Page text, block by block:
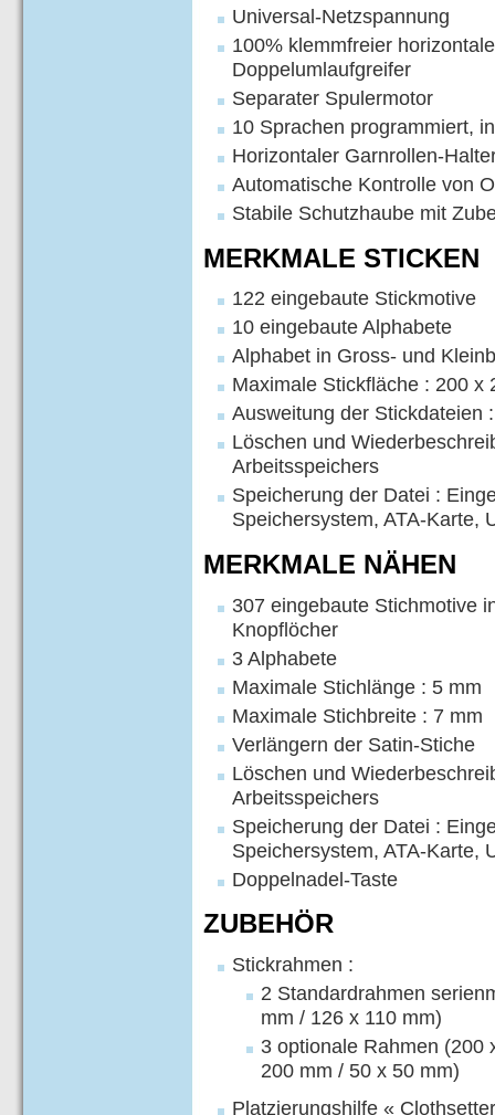
Universal-Netzspannung
100% klemmfreier
Doppelumlaufgreifer
Separater Spulermotor
10 Sprachen programmiert,
Horizontaler Garnrollen-
Automatische Kontrolle von
Stabile Schutzhaube mit
MERKMALE STICKEN
122 eingebaute Stickmotive
10 eingebaute Alphabete
Alphabet in Gross- und
Maximale Stickfläche : 200 x
Ausweitung der Stickdateien
Löschen und
Arbeitsspeichers
Speicherung der Datei :
Speichersystem, ATA-Karte,
MERKMALE NÄHEN
307 eingebaute Stichmotive
Knopflöcher
3 Alphabete
Maximale Stichlänge : 5 mm
Maximale Stichbreite : 7 mm
Verlängern der Satin-Stiche
Löschen und
Arbeitsspeichers
Speicherung der Datei :
Speichersystem, ATA-Karte,
Doppelnadel-Taste
ZUBEHÖR
Stickrahmen :
2 Standardrahmen
mm / 126 x 110 mm)
3 optionale Rahmen (200
200 mm / 50 x 50 mm)
Platzierungshilfe «